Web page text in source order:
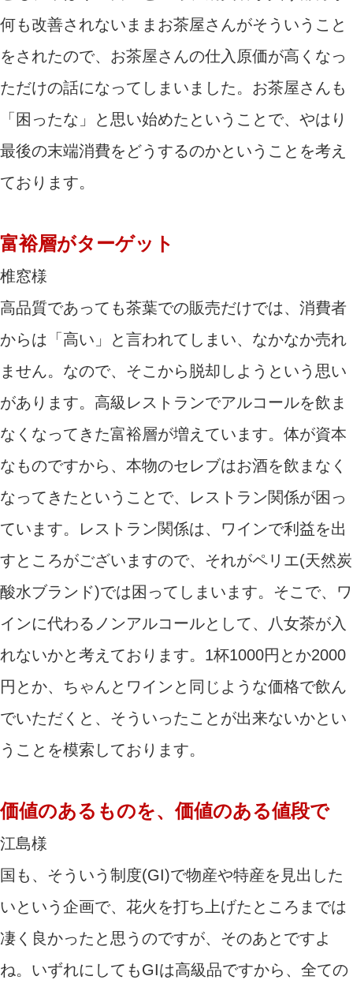
何も改善されないままお茶屋さんがそういうこと
をされたので、お茶屋さんの仕入原価が高くなっ
ただけの話になってしまいました。お茶屋さんも
「困ったな」と思い始めたということで、やはり
最後の末端消費をどうするのかということを考え
ております。
富裕層がターゲット
椎窓様
高品質であっても茶葉での販売だけでは、消費者
からは「高い」と言われてしまい、なかなか売れ
ません。なので、そこから脱却しようという思い
があります。高級レストランでアルコールを飲ま
なくなってきた富裕層が増えています。体が資本
なものですから、本物のセレブはお酒を飲まなく
なってきたということで、レストラン関係が困っ
ています。レストラン関係は、ワインで利益を出
すところがございますので、それがペリエ(天然炭
酸水ブランド)では困ってしまいます。そこで、ワ
インに代わるノンアルコールとして、八女茶が入
れないかと考えております。1杯1000円とか2000
円とか、ちゃんとワインと同じような価格で飲ん
でいただくと、そういったことが出来ないかとい
うことを模索しております。
価値のあるものを、価値のある値段で
江島様
国も、そういう制度(GI)で物産や特産を見出した
いという企画で、花火を打ち上げたところまでは
凄く良かったと思うのですが、そのあとですよ
ね。いずれにしてもGIは高級品ですから、全ての